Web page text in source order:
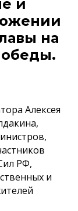
и
на
Алексея
РФ,
и